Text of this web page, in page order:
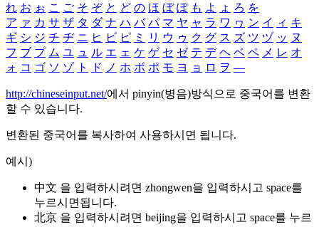
れ お ぉ こ ご そ ぞ と ど の ほ ぼ ぽ も よ ょ ろ を
ア ァ カ サ ザ タ ダ ナ ハ バ パ マ ヤ ャ ラ ワ ヮ ン イ ィ キ
ギ シ ジ チ ヂ ニ ヒ ビ ピ ミ リ ウ ゥ ク グ ス ズ ツ ヅ ッ ヌ
フ ブ プ ム ユ ュ ル エ ェ ケ ゲ セ ゼ テ デ ヘ ベ ペ メ レ オ
ォ コ ゴ ソ ゾ ト ド ノ ホ ボ ポ モ ヨ ョ ロ ヲ ―
http://chineseinput.net/에서 pinyin(병음)방식으로 중국어를 변환
할 수 있습니다.
변환된 중국어를 복사하여 사용하시면 됩니다.
예시)
中文 을 입력하시려면 zhongwen을 입력하시고 space를
누르시면됩니다.
北京 을 입력하시려면 beijing을 입력하시고 space를 누르